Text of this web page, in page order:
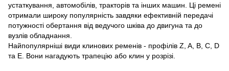
устаткування, автомобілів, тракторів та інших машин. Ці ремені
отримали широку популярність завдяки ефективній передачі
потужності обертання від ведучого шківа до двигуна та до
вузлів обладнання.
Найпопулярніші види клинових ременів - профілів Z, A, B, C, D
та E. Вони нагадують трапецію або клин у розрізі.